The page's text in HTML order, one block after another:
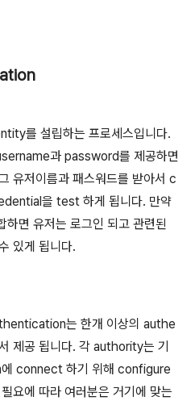
를 설립하는 프로세스입니다.
과 password를 제공하면
유저이름과 패스워드를 받아서 c
을 test 하게 됩니다. 만약
면 유저는 로그인 되고 관련된
있게 됩니다.
는 한개 이상의 authe
제공 됩니다. 각 authority는 기
connect 하기 위해 configure
요에 따라 여러분은 거기에 맞는